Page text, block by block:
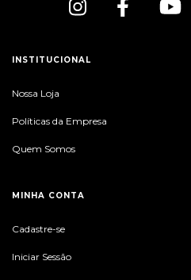
INSTITUCIONAL
Nossa Loja
Políticas da Empresa
Quem Somos
MINHA CONTA
Cadastre-se
Iniciar Sessão